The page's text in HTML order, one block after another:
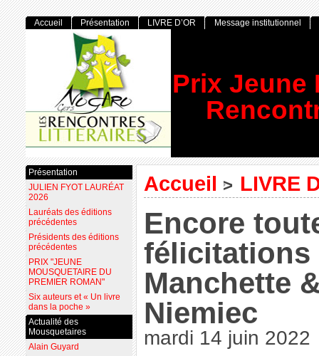
Prix Jeune
Accueil > LIVRE
Encore
félicitations
Manchette
Niemiec
mardi 14 juin 2022
Accueil Présentation LIVRE D’OR Message institutionnel
Présentation
JULIEN FYOT LAURÉAT
2026
Lauréats des éditions
précédentes
Présidents des éditions
précédentes
PRIX "JEUNE
MOUSQUETAIRE DU
PREMIER ROMAN"
Six auteurs et « Un livre
dans la poche »
Actualité des
Mousquetaires
Alain Guyard